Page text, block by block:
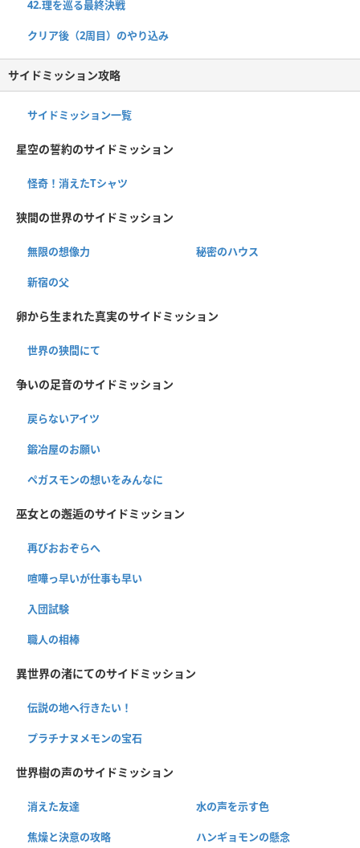
42.理を巡る最終決戦
クリア後（2周目）のやり込み
サイドミッション攻略
サイドミッション一覧
星空の誓約のサイドミッション
怪奇！消えたTシャツ
狭間の世界のサイドミッション
無限の想像力 秘密のハウス
新宿の父
卵から生まれた真実のサイドミッション
世界の狭間にて
争いの足音のサイドミッション
戻らないアイツ
鍛冶屋のお願い
ペガスモンの想いをみんなに
巫女との邂逅のサイドミッション
再びおおぞらへ
喧嘩っ早いが仕事も早い
入団試験
職人の相棒
異世界の渚にてのサイドミッション
伝説の地へ行きたい！
プラチナヌメモンの宝石
世界樹の声のサイドミッション
消えた友達 水の声を示す色
焦燥と決意の攻略 ハンギョモンの懸念